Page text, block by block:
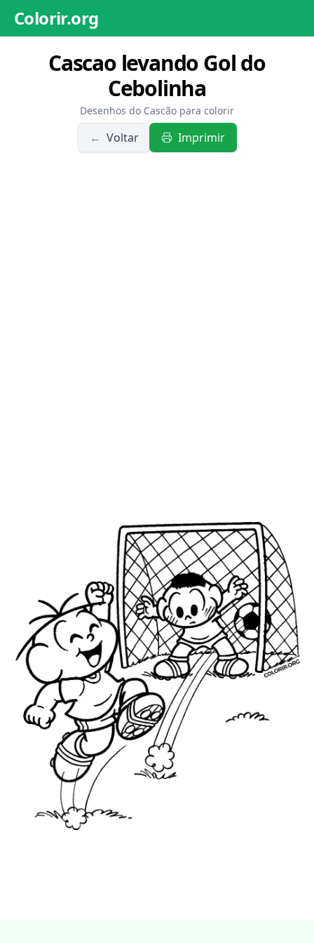
Colorir.org
Cascao levando Gol do
Cebolinha
Desenhos do Cascão para colorir
← Voltar Imprimir